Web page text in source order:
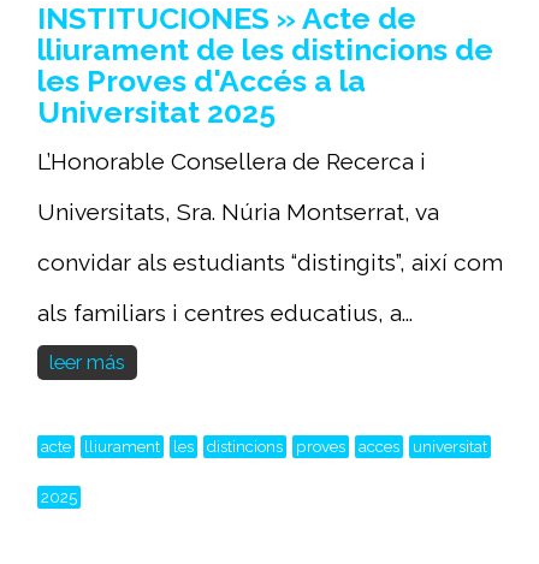
INSTITUCIONES » Acte de
lliurament de les distincions de
les Proves d'Accés a la
Universitat 2025
L’Honorable Consellera de Recerca i
Universitats, Sra. Núria Montserrat, va
convidar als estudiants “distingits”, així com
als familiars i centres educatius, a...
leer más
acte lliurament les distincions proves acces universitat
2025